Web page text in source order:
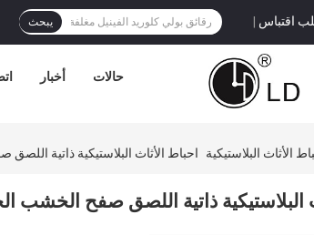
اقتباس | يبحث
أخبار حالات
الأثاث البلاستيكية احباط الأثاث البلاستيكية ذاتية
البلاستيكية ذاتية اللصق صفح